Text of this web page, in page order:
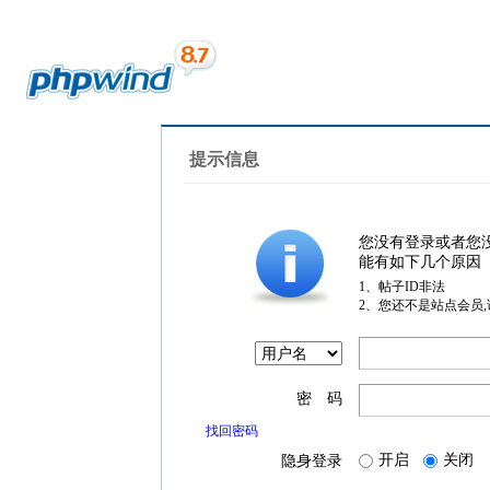
提示信息
您没有登录或者您
能有如下几个原因
1、帖子ID非法
2、您还不是站点会员
密 码
找回密码
隐身登录 开启 关闭